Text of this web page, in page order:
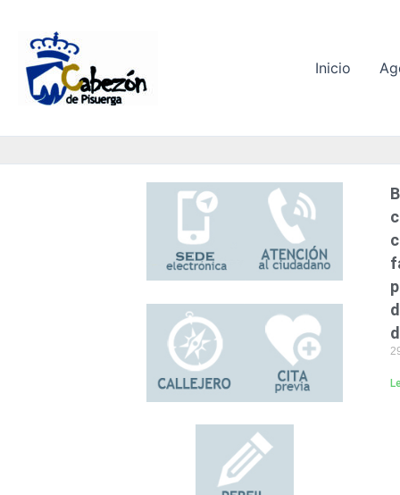
contenido
Inicio